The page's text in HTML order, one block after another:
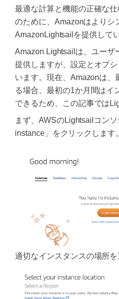
最適な計算と機能の正確な
のために、Amazonはよりシ
AmazonLightsailを提供して
Amazon Lightsailは、ユーザ
提供しますが、設定とオプ
います。現在、Amazonは、
る場合、最初の1か月間はイ
できるため、この記事では
まず、AWSのLightsailコン
instance」をクリックします。
適切なインスタンスの場所を